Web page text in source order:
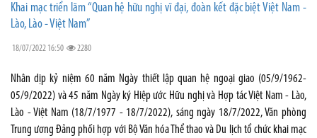
Khai mạc triển lãm “Quan hệ hữu nghị vĩ đại, đoàn kết đặc biệt Việt Nam -
Lào, Lào - Việt Nam”
18/07/2022 16:50 2280
Nhân dịp kỷ niệm 60 năm Ngày thiết lập quan hệ ngoại giao (05/9/1962-
05/9/2022) và 45 năm Ngày ký Hiệp ước Hữu nghị và Hợp tác Việt Nam - Lào,
Lào - Việt Nam (18/7/1977 - 18/7/2022), sáng ngày 18/7/2022, Văn phòng
Trung ương Đảng phối hợp với Bộ Văn hóa Thể thao và Du lịch tổ chức khai mạc